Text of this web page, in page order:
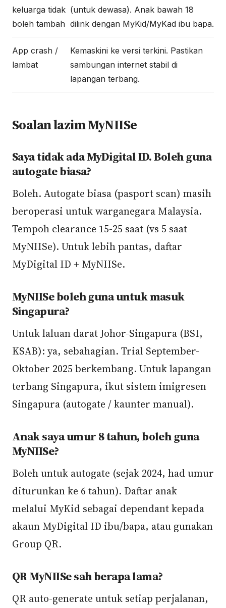
keluarga tidak
boleh tambah
(untuk dewasa). Anak bawah 18
dilink dengan MyKid/MyKad ibu bapa.
App crash /
lambat
Kemaskini ke versi terkini. Pastikan
sambungan internet stabil di
lapangan terbang.
Soalan lazim MyNIISe
Saya tidak ada MyDigital ID. Boleh guna
autogate biasa?
Boleh. Autogate biasa (pasport scan) masih
beroperasi untuk warganegara Malaysia.
Tempoh clearance 15-25 saat (vs 5 saat
MyNIISe). Untuk lebih pantas, daftar
MyDigital ID + MyNIISe.
MyNIISe boleh guna untuk masuk
Singapura?
Untuk laluan darat Johor-Singapura (BSI,
KSAB): ya, sebahagian. Trial September-
Oktober 2025 berkembang. Untuk lapangan
terbang Singapura, ikut sistem imigresen
Singapura (autogate / kaunter manual).
Anak saya umur 8 tahun, boleh guna
MyNIISe?
Boleh untuk autogate (sejak 2024, had umur
diturunkan ke 6 tahun). Daftar anak
melalui MyKid sebagai dependant kepada
akaun MyDigital ID ibu/bapa, atau gunakan
Group QR.
QR MyNIISe sah berapa lama?
QR auto-generate untuk setiap perjalanan,